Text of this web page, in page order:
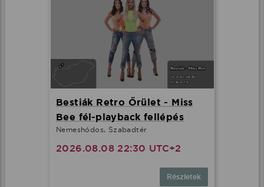
Bestiák Retro Őrület - Miss
Bee fél-playback fellépés
Nemeshódos, Szabadtér
2026.08.08 22:30 UTC+2
Részletek